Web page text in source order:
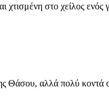
στο χείλος
αλλά πολύ κοντά